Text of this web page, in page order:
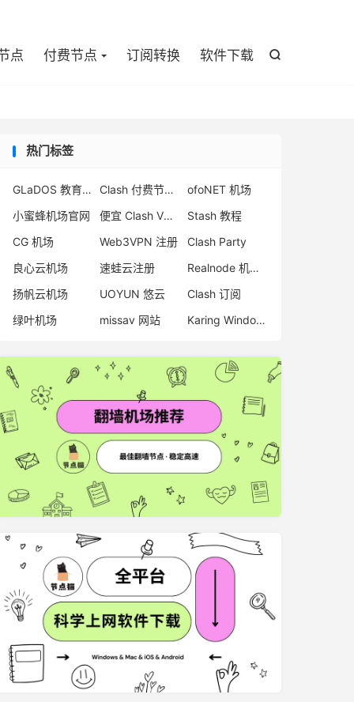

点 付费节点 订阅转换 软件下载
热门标签
GLaDOS 教育优惠 Clash 付费节点购买
ofoNET 机场
小蜜蜂机场官网
便宜 Clash VPN推荐
Stash 教程
CG 机场
Web3VPN 注册
Clash Party
良心云机场
速蛙云注册
Realnode 机场怎么样
扬帆云机场
UOYUN 悠云
Clash 订阅
绿叶机场
missav 网站 Karing Windows